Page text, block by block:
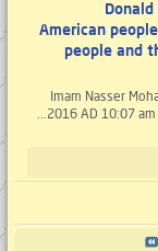
American
people and
- 1 - Imam Nasser
2016 AD 10:07